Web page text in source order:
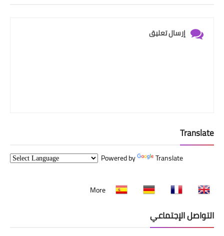
إرسال تعليق
Translate
Powered by Translate
More
التواصل الإجتماعي